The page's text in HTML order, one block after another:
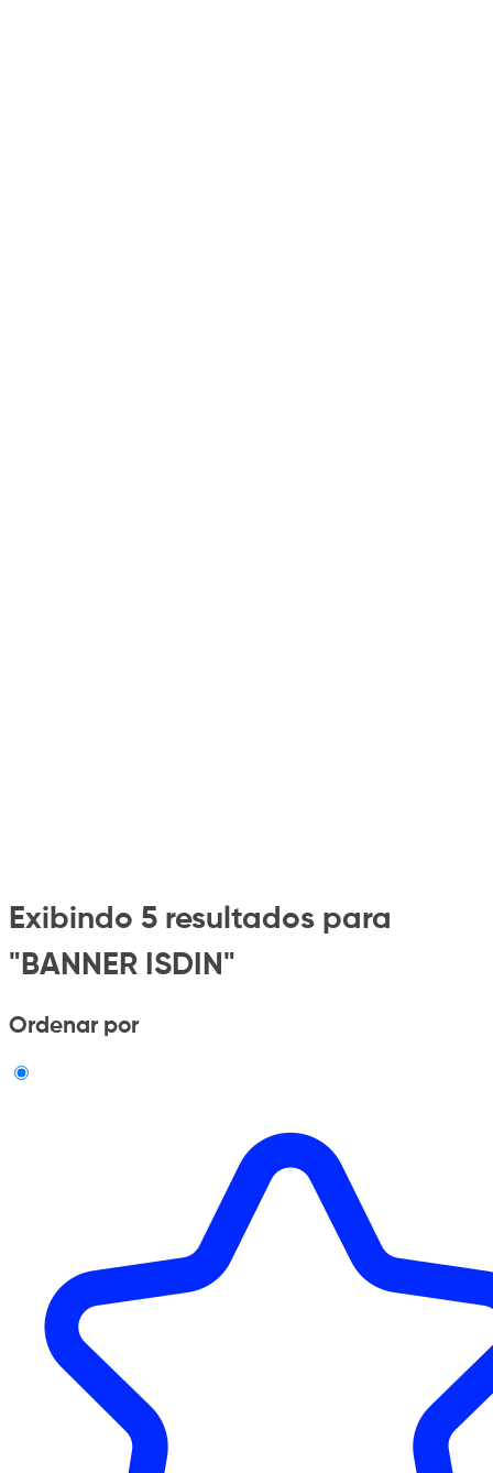
Exibindo 5 resultados para
"BANNER ISDIN"
Ordenar por